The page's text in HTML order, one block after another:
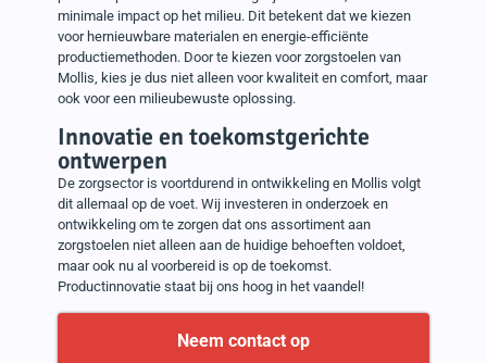
minimale impact op het milieu. Dit betekent dat we kiezen
voor hernieuwbare materialen en energie-efficiënte
productiemethoden. Door te kiezen voor zorgstoelen van
Mollis, kies je dus niet alleen voor kwaliteit en comfort, maar
ook voor een milieubewuste oplossing.
Innovatie en toekomstgerichte
ontwerpen
De zorgsector is voortdurend in ontwikkeling en Mollis volgt
dit allemaal op de voet. Wij investeren in onderzoek en
ontwikkeling om te zorgen dat ons assortiment aan
zorgstoelen niet alleen aan de huidige behoeften voldoet,
maar ook nu al voorbereid is op de toekomst.
Productinnovatie staat bij ons hoog in het vaandel!
Neem contact op